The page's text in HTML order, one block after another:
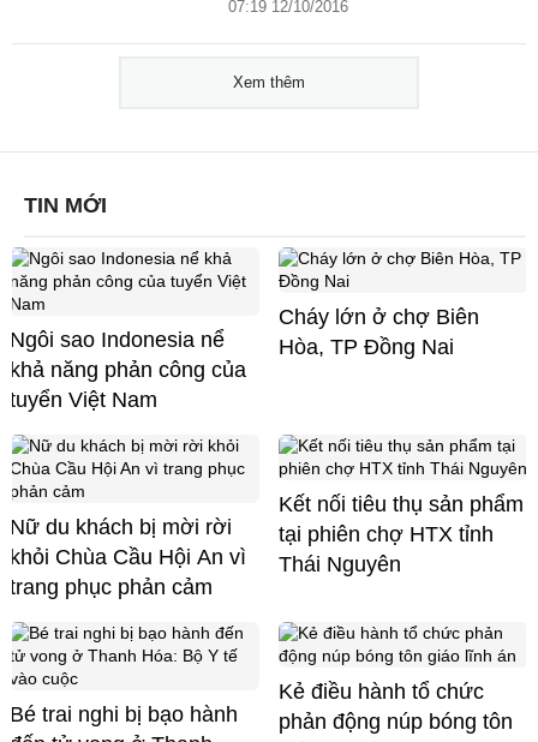
07:19 12/10/2016
Xem thêm
TIN MỚI
Ngôi sao Indonesia nể
khả năng phản công của
tuyển Việt Nam
Cháy lớn ở chợ Biên
Hòa, TP Đồng Nai
Nữ du khách bị mời rời
khỏi Chùa Cầu Hội An vì
trang phục phản cảm
Kết nối tiêu thụ sản phẩm
tại phiên chợ HTX tỉnh
Thái Nguyên
Bé trai nghi bị bạo hành
Kẻ điều hành tổ chức
phản động núp bóng tôn